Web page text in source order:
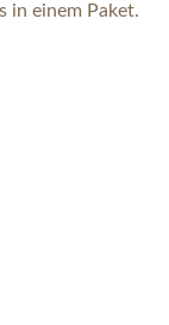
in einem Paket.